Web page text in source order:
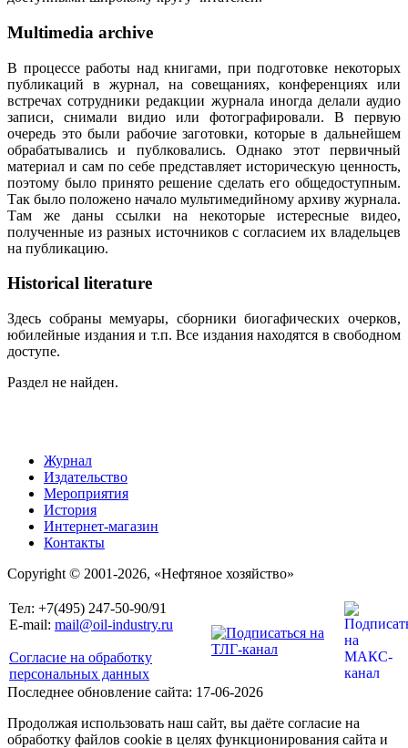
Multimedia archive
В процессе работы над книгами, при подготовке некоторых
публикаций в журнал, на совещаниях, конференциях или
встречах сотрудники редакции журнала иногда делали аудио
записи, снимали видио или фотографировали. В первую
очередь это были рабочие заготовки, которые в дальнейшем
обрабатывались и публковались. Однако этот первичный
материал и сам по себе представляет историческую ценность,
поэтому было принято решение сделать его общедоступным.
Так было положено начало мультимедийному архиву журнала.
Там же даны ссылки на некоторые истересные видео,
полученные из разных источников с согласием их владельцев
на публикацию.
Historical literature
Здесь собраны мемуары, сборники биогафических очерков,
юбилейные издания и т.п. Все издания находятся в свободном
доступе.
Раздел не найден.
Журнал
Издательство
Мероприятия
История
Интернет-магазин
Контакты
Copyright © 2001-2026, «Нефтяное хозяйство»
Тел: +7(495) 247-50-90/91
E-mail: mail@oil-industry.ru
Согласие на обработку
персональных данных
Последнее обновление сайта: 17-06-2026
Продолжая использовать наш сайт, вы даёте согласие на
обработку файлов cookie в целях функционирования сайта и